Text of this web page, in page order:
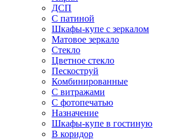
ДСП
С патиной
Шкафы-купе с зеркалом
Матовое зеркало
Стекло
Цветное стекло
Пескоструй
Комбинированные
С витражами
С фотопечатью
Назначение
Шкафы-купе в гостиную
В коридор